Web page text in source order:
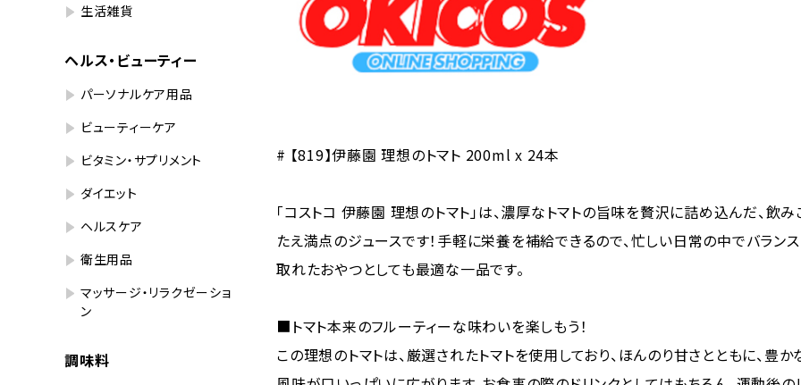
生活雑貨
ヘルス・ビューティー
パーソナルケア用品
ビューティーケア
ビタミン・サプリメント
ダイエット
ヘルスケア
衛生用品
マッサージ・リラクゼーショ
ン
調味料
# 【819】伊藤園 理想のトマト 200ml x 24本
「コストコ 伊藤園 理想のトマト」は、濃厚なトマトの旨味を贅沢に詰め込んだ、飲み
たえ満点のジュースです！手軽に栄養を補給できるので、忙しい日常の中でバラン
取れたおやつとしても最適な一品です。
■トマト本来のフルーティーな味わいを楽しもう！
この理想のトマトは、厳選されたトマトを使用しており、ほんのり甘さとともに、豊か